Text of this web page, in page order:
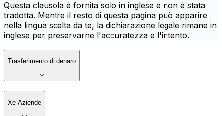
Questa clausola è fornita solo in inglese e non è stata
tradotta. Mentre il resto di questa pagina può apparire
nella lingua scelta da te, la dichiarazione legale rimane in
inglese per preservarne l'accuratezza e l'intento.
Trasferimento di denaro
Xe Aziende